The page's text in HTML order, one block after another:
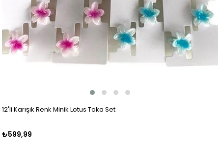
12'li Karışık Renk Minik Lotus Toka Set
₺599,99